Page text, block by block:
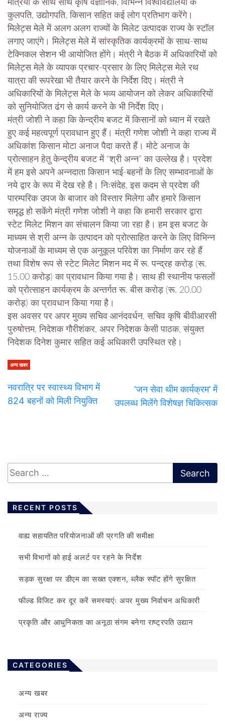
मंत्रियों के साथ साथ कृषि वैज्ञानिक, विभिन्न विश्वविद्यालयों के
कुलपति, उद्योगपति, किसान सहित कई लोग प्रतिभाग करेंगे।
मिलेट्स मेले में अलग अलग राज्यों के मिलेट उत्पादक राज्य के स्टॉल
लगाए जाएंगे। मिलेट्स मेले में सांस्कृतिक कार्यक्रमों के साथ-साथ
टेक्निकल सेशन भी आयोजित होंगे। मंत्री ने बैठक में अधिकारियों को
मिलेट्स मेले के व्यापक प्रचार-प्रसार के लिए मिलेट्स मेले रथ
यात्रा की रूपरेखा भी तैयार करने के निर्देश दिए। मंत्री ने
अधिकारियों के मिलेट्स मेले के भव्य आयोजन को लेकर अधिकारियों
को सुनियोजित ढंग से कार्य करने के भी निर्देश दिए।
मंत्री जोशी ने कहा कि केन्द्रीय बजट में किसानों को ध्यान में रखते
हुए कई महत्वपूर्ण प्रावधान हुए हैं। मंत्री गणेश जोशी ने कहा राज्य में
अधिकांश किसान मोटा अनाज पैदा करते हैं। मोटे अनाज के
प्रोत्साहन हेतु केन्द्रीय बजट में “श्री अन्न” का उल्लेख है। प्रदेश
में हम इसे अपने अन्नदाता किसान भाई-बहनों के लिए सम्भावनाओं के
नये द्वार के रूप में देख रहे है। निःसंदेह, इस कदम से प्रदेश की
पारम्परिक उपज के बाजार को विस्तार मिलेगा और हमारे किसान
समृद्ध हो सकेंगे मंत्री गणेश जोशी ने कहा कि हमारी सरकार द्वारा
स्टेट मिलेट मिशन का संचालन किया जा रहा है। हम इस बजट के
माध्यम से श्री अन्न के उत्पादन को प्रोत्साहित करने के लिए विभिन्न
योजनाओं के माध्यम से एक अनुकूल परिवेश का निर्माण कर रहे हैं
तथा विशेष रूप से स्टेट मिलेट मिशन मद में रू. पन्द्रह करोड़ (रू.
15.00 करोड़) का प्रावधान किया गया है। साथ ही स्थानीय फसलों
को प्रोत्साहन कार्यक्रम के अन्तर्गत रू. बीस करोड़ (रू. 20.00
करोड़) का प्रावधान किया गया है।
इस अवसर पर अपर मुख्य सचिव आनंदवर्धन, सचिव कृषि बीवीआरसी
पुरुषोत्तम, निदेशक गौरीशंकर, अपर निदेशक केसी पाठक, संयुक्त
निदेशक दिनेश कुमार सहित कई अधिकारी उपस्थित रहे।
अन्य खबर
नवरात्रि पर स्वास्थ्य विभाग में
824 बहनों को मिली नियुक्ति
‘जन सेवा थीम कार्यक्रम’ में
उपलब्ध मिलेंगे विशेषज्ञ चिकित्सक
RECENT POSTS
वाह्य सहायतित परियोजनाओं की प्रगति की समीक्षा
सभी विभागों को हाई अलर्ट पर रहने के निर्देश
सड़क सुरक्षा पर डीएम का सख्त एक्शन, ब्लैक स्पॉट होंगे सुरक्षित
फील्ड विजिट कर दूर करें समस्याएंः अपर मुख्य निर्वाचन अधिकारी
प्रकृति और आधुनिकता का अनूठा संगम बनेगा राष्ट्रपति उद्यान
CATEGORIES
अन्य खबर
अन्य राज्य